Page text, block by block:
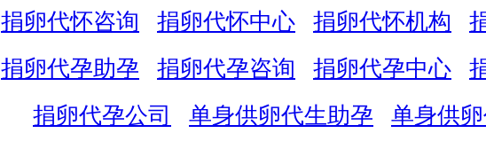
捐卵代怀咨询
捐卵代怀中心 捐卵代怀机构
捐卵代孕助孕
捐卵代孕咨询 捐卵代孕中心
捐卵代孕公司
单身供卵代生助孕
单身供